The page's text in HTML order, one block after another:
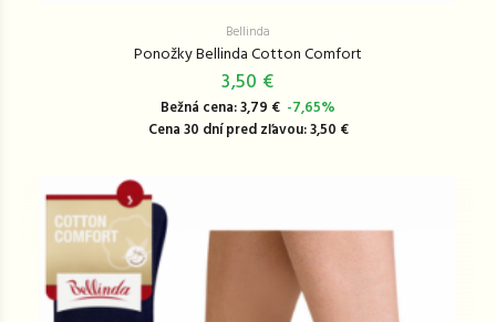
Bellinda
Ponožky Bellinda Cotton Comfort
3,50 €
Bežná cena: 3,79 € -7,65%
Cena 30 dní pred zľavou: 3,50 €